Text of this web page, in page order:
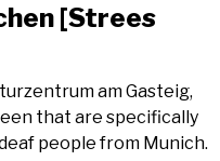
[Strees
am Gas­teig,
that are spe­ci­fi­cal­ly
peo­p­le from Munich.